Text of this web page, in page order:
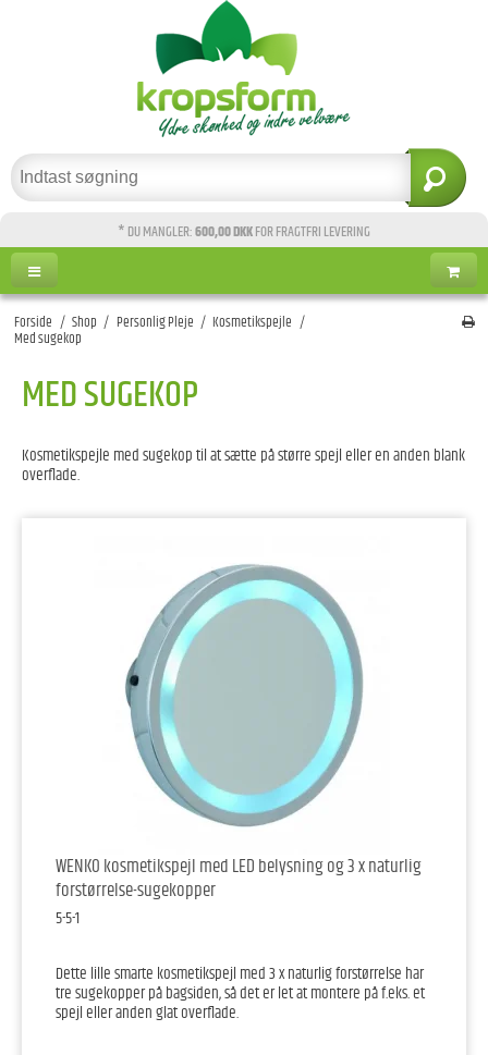
* DU MANGLER:600,00 DKKFOR FRAGTFRI LEVERING
Forside / Shop / Personlig Pleje / Kosmetikspejle /
Med sugekop
MED SUGEKOP
Kosmetikspejle med sugekop til at sætte på større spejl eller en anden blank
overflade.
WENKO kosmetikspejl med LED belysning og 3 x naturlig
forstørrelse-sugekopper
5-5-1
Dette lille smarte kosmetikspejl med 3 x naturlig forstørrelse har
tre sugekopper på bagsiden, så det er let at montere på f.eks. et
spejl eller anden glat overflade.